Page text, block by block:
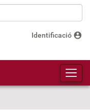
Identificació account_circle